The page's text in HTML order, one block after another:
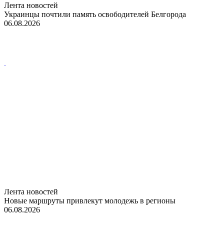
Лента новостей
Украинцы почтили память освободителей Белгорода
06.08.2026
Лента новостей
Новые маршруты привлекут молодежь в регионы
06.08.2026